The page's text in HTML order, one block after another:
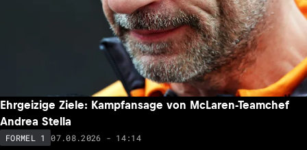
Ehrgeizige Ziele: Kampfansage von McLaren-Teamchef
Andrea Stella
FORMEL 1 07.08.2026 - 14:14